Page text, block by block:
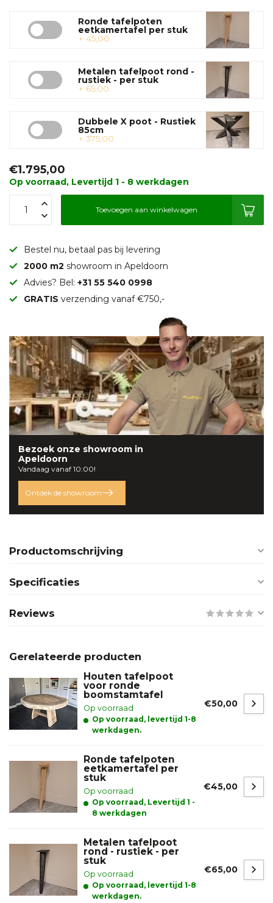
Ronde tafelpoten
eetkamertafel per stuk
+ 45,00
Metalen tafelpoot rond -
rustiek - per stuk
+ 65,00
Dubbele X poot - Rustiek
85cm
+ 375,00
€1.795,00
Op voorraad, Levertijd 1 - 8 werkdagen
Toevoegen aan winkelwagen
Bestel nu, betaal pas bij levering
2000 m2 showroom in Apeldoorn
Advies? Bel: +31 55 540 0998
GRATIS verzending vanaf €750,-
Bezoek onze showroom in
Apeldoorn
Vandaag vanaf 10:00!
Ontdek de showroom
Productomschrijving
Specificaties
Reviews
Gerelateerde producten
Houten tafelpoot
voor ronde
boomstamtafel
Op voorraad
Op voorraad, levertijd 1-8
werkdagen.
€50,00
Ronde tafelpoten
eetkamertafel per
stuk
Op voorraad
Op voorraad, Levertijd 1 -
8 werkdagen
€45,00
Metalen tafelpoot
rond - rustiek - per
stuk
Op voorraad
Op voorraad, levertijd 1-8
werkdagen.
€65,00